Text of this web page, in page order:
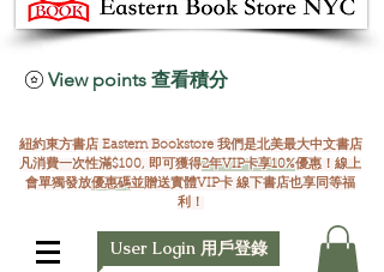
View points 查看積分
紐約東方書店 Eastern Bookstore 我們是北美最大中文書店
凡消費一次性滿$100, 即可獲得2年VIP卡享10%優惠！線上
會單獨發放優惠碼並贈送實體VIP卡 線下書店也享同等福
利！
User Login 用戶登錄